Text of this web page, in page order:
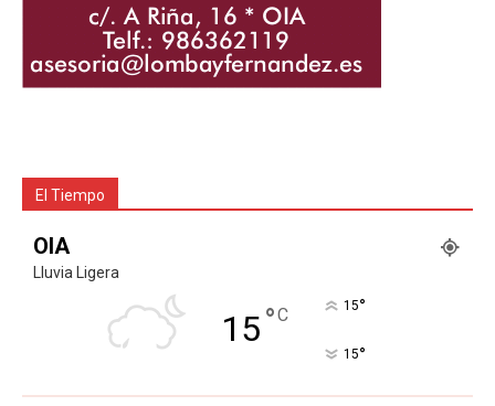
El Tiempo
OIA
Lluvia Ligera
15°C 15°
15°